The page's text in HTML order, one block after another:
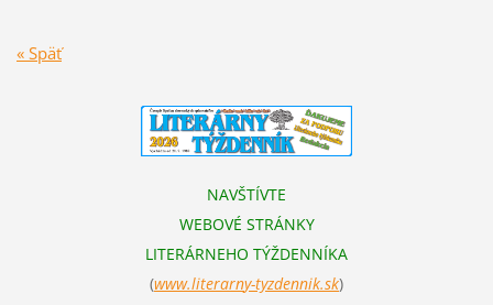
« Späť
NAVŠTÍVTE
WEBOVÉ STRÁNKY
LITERÁRNEHO TÝŽDENNÍKA
(www.literarny-tyzdennik.sk)